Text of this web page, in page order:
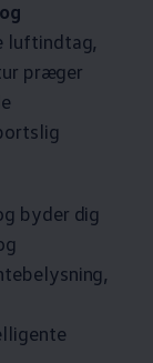
luftindtag,
præger
byder dig